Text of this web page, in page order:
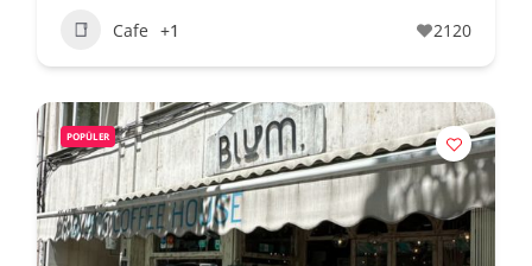
Cafe +1 2120
POPÜLER